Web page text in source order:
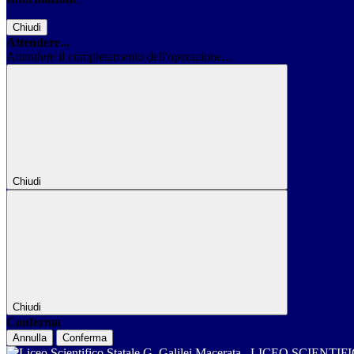
Chiudi
Attendere...
Attendere il completamento dell'operazione...
Chiudi
Chiudi
Conferma
Annulla Conferma